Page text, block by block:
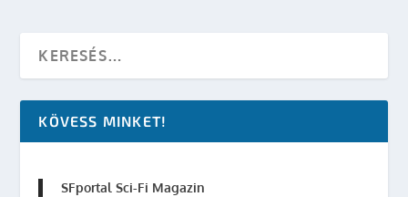
KÖVESS MINKET!
SFportal Sci-Fi Magazin